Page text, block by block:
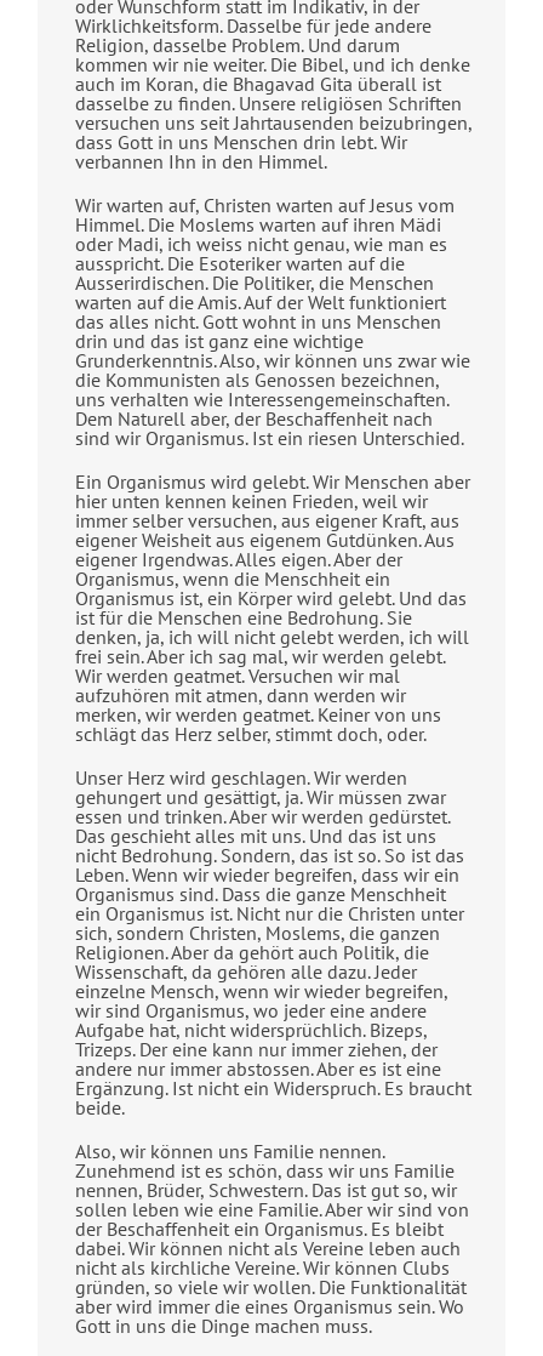
oder Wunschform statt im Indikativ, in der
Wirklichkeitsform. Dasselbe für jede andere
Religion, dasselbe Problem. Und darum
kommen wir nie weiter. Die Bibel, und ich denke
auch im Koran, die Bhagavad Gita überall ist
dasselbe zu finden. Unsere religiösen Schriften
versuchen uns seit Jahrtausenden beizubringen,
dass Gott in uns Menschen drin lebt. Wir
verbannen Ihn in den Himmel.
Wir warten auf, Christen warten auf Jesus vom
Himmel. Die Moslems warten auf ihren Mädi
oder Madi, ich weiss nicht genau, wie man es
ausspricht. Die Esoteriker warten auf die
Ausserirdischen. Die Politiker, die Menschen
warten auf die Amis. Auf der Welt funktioniert
das alles nicht. Gott wohnt in uns Menschen
drin und das ist ganz eine wichtige
Grunderkenntnis. Also, wir können uns zwar wie
die Kommunisten als Genossen bezeichnen,
uns verhalten wie Interessengemeinschaften.
Dem Naturell aber, der Beschaffenheit nach
sind wir Organismus. Ist ein riesen Unterschied.
Ein Organismus wird gelebt. Wir Menschen aber
hier unten kennen keinen Frieden, weil wir
immer selber versuchen, aus eigener Kraft, aus
eigener Weisheit aus eigenem Gutdünken. Aus
eigener Irgendwas. Alles eigen. Aber der
Organismus, wenn die Menschheit ein
Organismus ist, ein Körper wird gelebt. Und das
ist für die Menschen eine Bedrohung. Sie
denken, ja, ich will nicht gelebt werden, ich will
frei sein. Aber ich sag mal, wir werden gelebt.
Wir werden geatmet. Versuchen wir mal
aufzuhören mit atmen, dann werden wir
merken, wir werden geatmet. Keiner von uns
schlägt das Herz selber, stimmt doch, oder.
Unser Herz wird geschlagen. Wir werden
gehungert und gesättigt, ja. Wir müssen zwar
essen und trinken. Aber wir werden gedürstet.
Das geschieht alles mit uns. Und das ist uns
nicht Bedrohung. Sondern, das ist so. So ist das
Leben. Wenn wir wieder begreifen, dass wir ein
Organismus sind. Dass die ganze Menschheit
ein Organismus ist. Nicht nur die Christen unter
sich, sondern Christen, Moslems, die ganzen
Religionen. Aber da gehört auch Politik, die
Wissenschaft, da gehören alle dazu. Jeder
einzelne Mensch, wenn wir wieder begreifen,
wir sind Organismus, wo jeder eine andere
Aufgabe hat, nicht widersprüchlich. Bizeps,
Trizeps. Der eine kann nur immer ziehen, der
andere nur immer abstossen. Aber es ist eine
Ergänzung. Ist nicht ein Widerspruch. Es braucht
beide.
Also, wir können uns Familie nennen.
Zunehmend ist es schön, dass wir uns Familie
nennen, Brüder, Schwestern. Das ist gut so, wir
sollen leben wie eine Familie. Aber wir sind von
der Beschaffenheit ein Organismus. Es bleibt
dabei. Wir können nicht als Vereine leben auch
nicht als kirchliche Vereine. Wir können Clubs
gründen, so viele wir wollen. Die Funktionalität
aber wird immer die eines Organismus sein. Wo
Gott in uns die Dinge machen muss.